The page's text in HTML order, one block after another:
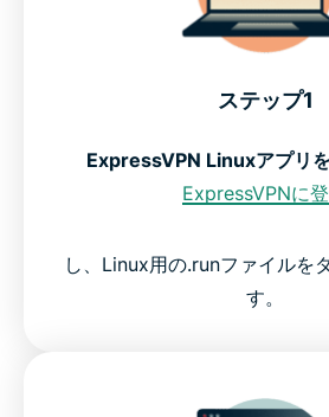
ステップ1
ExpressVPN Linuxアプリ
ExpressVPNに
し、Linux用の.runファイルを
す。